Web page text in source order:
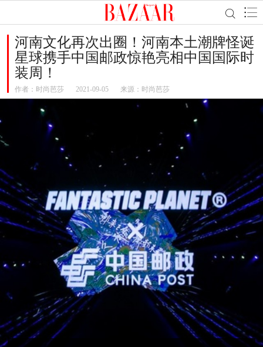
河南文化再次出圈！河南本土潮牌怪诞
星球携手中国邮政惊艳亮相中国国际时
装周！
作者： 时尚芭莎 2021-09-05 来源：时尚芭莎